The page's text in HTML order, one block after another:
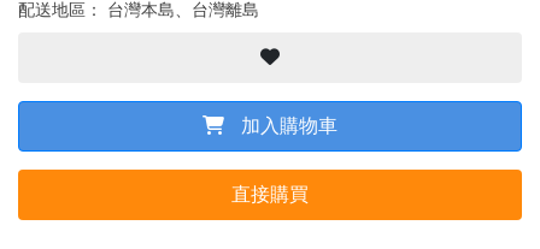
配送地區： 台灣本島、台灣離島
加入購物車
直接購買